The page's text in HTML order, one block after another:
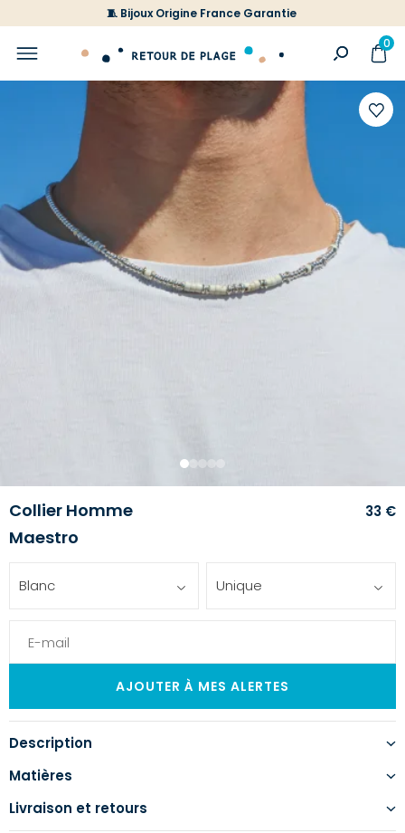
🧵 Bijoux Origine France Garantie
0
1 2345
Collier Homme
Maestro
33 €
Blanc Unique
Description
Matières
Livraison et retours